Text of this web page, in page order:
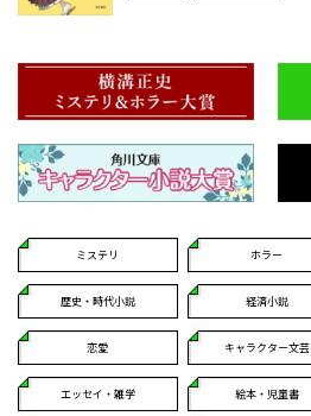
ミステリ ホラー
歴史・時代小説 経済小説
恋愛 キャラクター文芸
エッセイ・雑学 絵本・児童書